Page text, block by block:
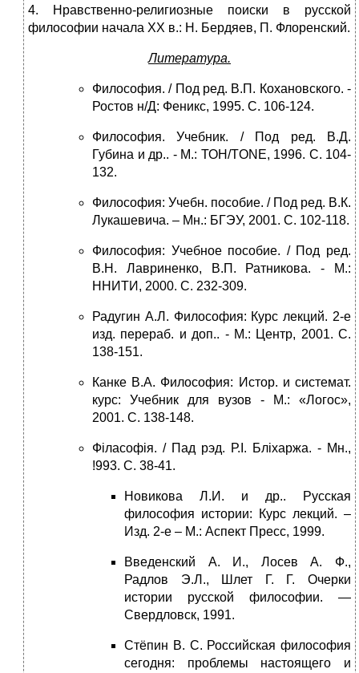
4. Нравственно-религиозные поиски в русской
философии начала XX в.: Н. Бердяев, П. Флоренский.
Литература.
Философия. / Под ред. В.П. Кохановского. -
Ростов н/Д: Феникс, 1995. С. 106-124.
Философия. Учебник. / Под ред. В.Д.
Губина и др.. - М.: ТОН/ТONE, 1996. С. 104-
132.
Философия: Учебн. пособие. / Под ред. В.К.
Лукашевича. – Мн.: БГЭУ, 2001. С. 102-118.
Философия: Учебное пособие. / Под ред.
В.Н. Лавриненко, В.П. Ратникова. - М.:
ННИТИ, 2000. С. 232-309.
Радугин А.Л. Философия: Курс лекций. 2-е
изд. перераб. и доп.. - М.: Центр, 2001. С.
138-151.
Канке В.А. Философия: Истор. и системат.
курс: Учебник для вузов - М.: «Логос»,
2001. С. 138-148.
Філасофія. / Пад рэд. Р.І. Бліхаржа. - Мн.,
!993. С. 38-41.
Новикова Л.И. и др.. Русская
философия истории: Курс лекций. –
Изд. 2-е – М.: Аспект Пресс, 1999.
Введенский А. И., Лосев А. Ф.,
Радлов Э.Л., Шлет Г. Г. Очерки
истории русской философии. —
Свердловск, 1991.
Стёпин В. С. Российская философия
сегодня: проблемы настоящего и